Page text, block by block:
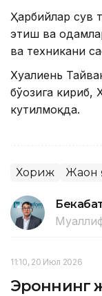
Ҳарбийлар сув
этиш ва
ва техникани
Хуалиень
бўғозига
кутилмоқда.
Хориж
11:10, 20 Июл 2026
Эроннинг